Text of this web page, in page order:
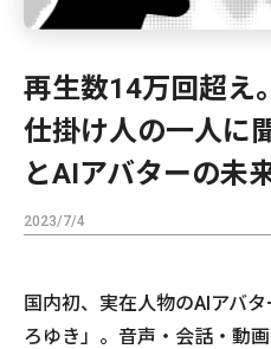
再生数14万回超え
仕掛け人の一人に
とAIアバターの未
2023/7/4
国内初、実在人物のAIアバ
ろゆき」。音声・会話・動